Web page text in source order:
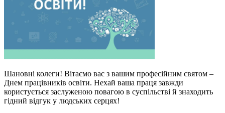
Шановні колеги! Вітаємо вас з вашим професійним святом –
Днем працівників освіти. Нехай ваша праця завжди
користується заслуженою повагою в суспільстві й знаходить
гідний відгук у людських серцях!